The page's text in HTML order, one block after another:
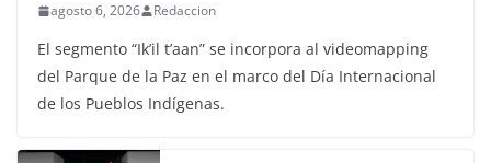
agosto 6, 2026 Redaccion
El segmento “Ik’il t’aan” se incorpora al videomapping
del Parque de la Paz en el marco del Día Internacional
de los Pueblos Indígenas.